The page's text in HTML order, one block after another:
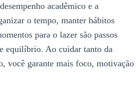
acadêmico e a
o tempo, manter hábitos
para o lazer são passos
equilíbrio. Ao cuidar tanto da
você garante mais foco, motivação